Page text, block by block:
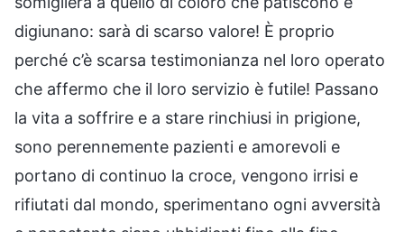
digiunano: sarà di scarso valore! È proprio
perché c’è scarsa testimonianza nel loro operato
che affermo che il loro servizio è futile! Passano
la vita a soffrire e a stare rinchiusi in prigione,
sono perennemente pazienti e amorevoli e
portano di continuo la croce, vengono irrisi e
rifiutati dal mondo, sperimentano ogni avversità